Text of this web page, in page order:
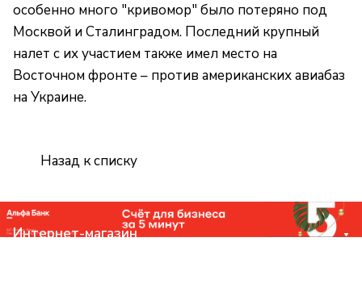
особенно много "кривомор" было потеряно под
Москвой и Сталинградом. Последний крупный
налет с их участием также имел место на
Восточном фронте – против американских авиабаз
на Украине.
Назад к списку
Интернет-магазин